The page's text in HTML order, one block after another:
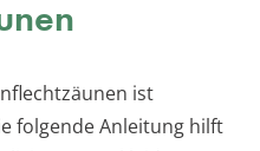
ist
folgende Anleitung hilft